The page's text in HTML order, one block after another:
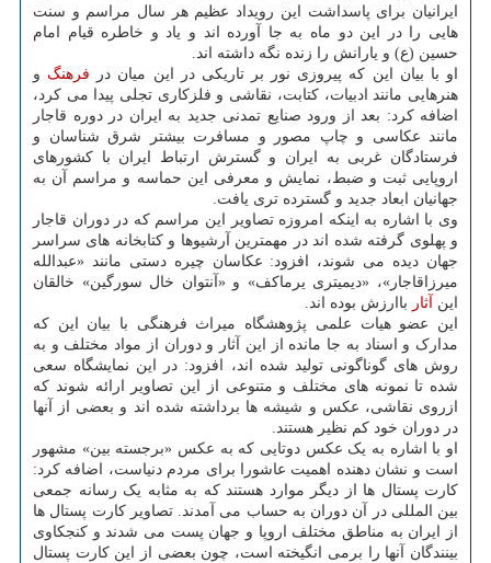
ایرانیان برای پاسداشت این رویداد عظیم هر سال مراسم و سنت
هایی را در این دو ماه به جا آورده اند و یاد و خاطره قیام امام
حسین (ع) و یارانش را زنده نگه داشته اند.
او با بیان این که پیروزی نور بر تاریکی در این میان در فرهنگ و
هنرهایی مانند ادبیات، کتابت، نقاشی و فلزکاری تجلی پیدا می کرد،
اضافه کرد: بعد از ورود صنایع تمدنی جدید به ایران در دوره قاجار
مانند عکاسی و چاپ مصور و مسافرت بیشتر شرق شناسان و
فرستادگان غربی به ایران و گسترش ارتباط ایران با کشورهای
اروپایی ثبت و ضبط، نمایش و معرفی این حماسه و مراسم آن به
جهانیان ابعاد جدید و گسترده تری یافت.
وی با اشاره به اینکه امروزه تصاویر این مراسم که در دوران قاجار
و پهلوی گرفته شده اند در مهمترین آرشیوها و کتابخانه های سراسر
جهان دیده می شوند، افزود: عکاسان چیره دستی مانند «عبدالله
میرزاقاجار»، «دیمیتری یرماکف» و «آنتوان خال سورگین» خالقان
این آثار باارزش بوده اند.
این عضو هیات علمی پژوهشگاه میراث فرهنگی با بیان این که
مدارک و اسناد به جا مانده از این آثار و دوران از مواد مختلف و به
روش های گوناگونی تولید شده اند، افزود: در این نمایشگاه سعی
شده تا نمونه های مختلف و متنوعی از این تصاویر ارائه شوند که
ازروی نقاشی، عکس و شیشه ها برداشته شده اند و بعضی از آنها
در دوران خود کم نظیر هستند.
او با اشاره به یک عکس دوتایی که به عکس «برجسته بین» مشهور
است و نشان دهنده اهمیت عاشورا برای مردم دنیاست، اضافه کرد:
کارت پستال ها از دیگر موارد هستند که به مثابه یک رسانه جمعی
بین المللی در آن دوران به حساب می آمدند. تصاویر کارت پستال ها
از ایران به مناطق مختلف اروپا و جهان پست می شدند و کنجکاوی
بینندگان آنها را برمی انگیخته است، چون بعضی از این کارت پستال